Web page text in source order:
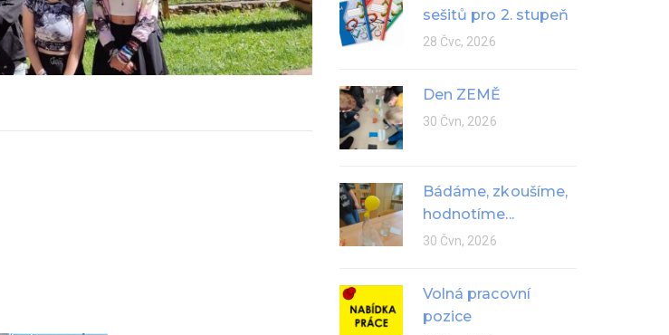
sešitů pro 2. stupeň
28 Čvc, 2026
Den ZEMĚ
30 Čvn, 2026
Bádáme, zkoušíme,
hodnotíme...
30 Čvn, 2026
Volná pracovní
pozice